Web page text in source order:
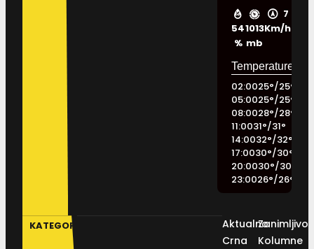
54
%
1013
mb
7
Km/h
02:0025°/25°
05:0025°/25°
08:0028°/28°
11:0031°/31°
14:0032°/32°
17:0030°/30°
20:0030°/30
23:0026°/26°
KATEGORIJE
Aktualno
Crna
Kolumne